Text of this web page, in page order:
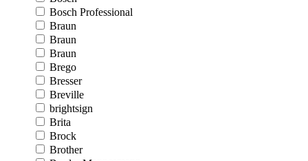
Bosch Professional
Braun
Braun
Braun
Brego
Bresser
Breville
brightsign
Brita
Brock
Brother